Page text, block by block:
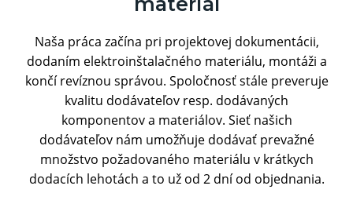
Naša práca začína pri projektovej dokumentácii,
dodaním elektroinštalačného materiálu, montáži a
končí revíznou správou. Spoločnosť stále preveruje
kvalitu dodávateľov resp. dodávaných
komponentov a materiálov. Sieť našich
dodávateľov nám umožňuje dodávať prevažné
množstvo požadovaného materiálu v krátkych
dodacích lehotách a to už od 2 dní od objednania.